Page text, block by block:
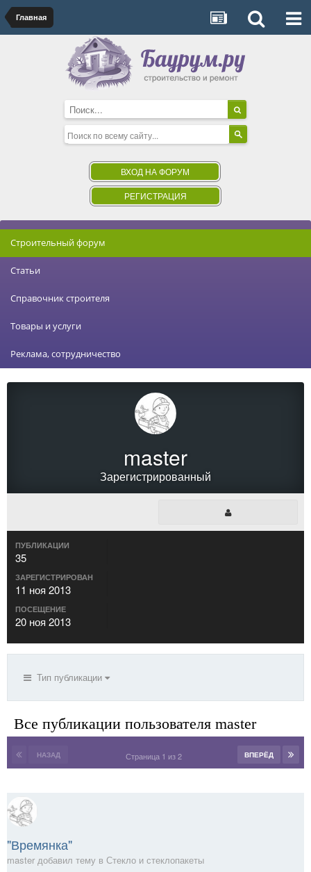
Главная
ВХОД НА ФОРУМ
РЕГИСТРАЦИЯ
Строительный форум
Статьи
Справочник строителя
Товары и услуги
Реклама, сотрудничество
master
Зарегистрированный
ПУБЛИКАЦИИ
35
ЗАРЕГИСТРИРОВАН
11 ноя 2013
ПОСЕЩЕНИЕ
20 ноя 2013
Тип публикации
Все публикации пользователя master
НАЗАД ВПЕРЁД
Страница 1 из 2
"Времянка"
master добавил тему в Стекло и стеклопакеты